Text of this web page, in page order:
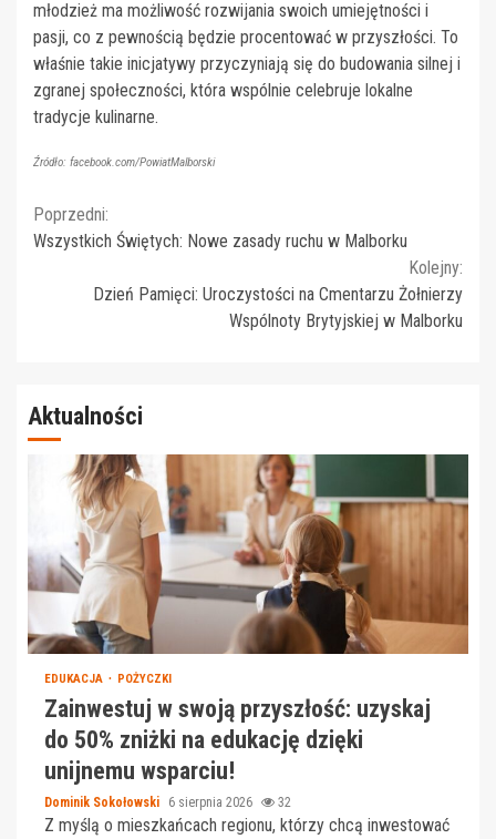
młodzież ma możliwość rozwijania swoich umiejętności i
pasji, co z pewnością będzie procentować w przyszłości. To
właśnie takie inicjatywy przyczyniają się do budowania silnej i
zgranej społeczności, która wspólnie celebruje lokalne
tradycje kulinarne.
Źródło: facebook.com/PowiatMalborski
Continue
Poprzedni:
Wszystkich Świętych: Nowe zasady ruchu w Malborku
Kolejny:
Dzień Pamięci: Uroczystości na Cmentarzu Żołnierzy
Wspólnoty Brytyjskiej w Malborku
Aktualności
EDUKACJA POŻYCZKI
Zainwestuj w swoją przyszłość: uzyskaj
do 50% zniżki na edukację dzięki
unijnemu wsparciu!
Dominik Sokołowski 6 sierpnia 2026 32
Z myślą o mieszkańcach regionu, którzy chcą inwestować